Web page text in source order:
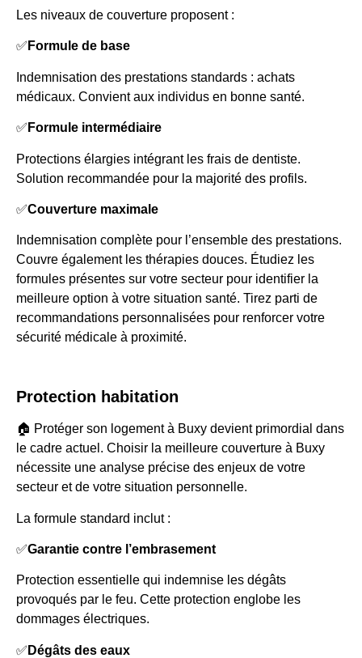
Les niveaux de couverture proposent :
✅ Formule de base
Indemnisation des prestations standards : achats
médicaux. Convient aux individus en bonne santé.
✅ Formule intermédiaire
Protections élargies intégrant les frais de dentiste.
Solution recommandée pour la majorité des profils.
✅Couverture maximale
Indemnisation complète pour l’ensemble des prestations.
Couvre également les thérapies douces. Étudiez les
formules présentes sur votre secteur pour identifier la
meilleure option à votre situation santé. Tirez parti de
recommandations personnalisées pour renforcer votre
sécurité médicale à proximité.
Protection habitation
🏠 Protéger son logement à Buxy devient primordial dans
le cadre actuel. Choisir la meilleure couverture à Buxy
nécessite une analyse précise des enjeux de votre
secteur et de votre situation personnelle.
La formule standard inclut :
✅Garantie contre l’embrasement
Protection essentielle qui indemnise les dégâts
provoqués par le feu. Cette protection englobe les
dommages électriques.
✅ Dégâts des eaux